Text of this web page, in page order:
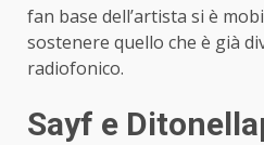
fan base dell’artista si è
sostenere quello che è già
radiofonico.
Sayf e